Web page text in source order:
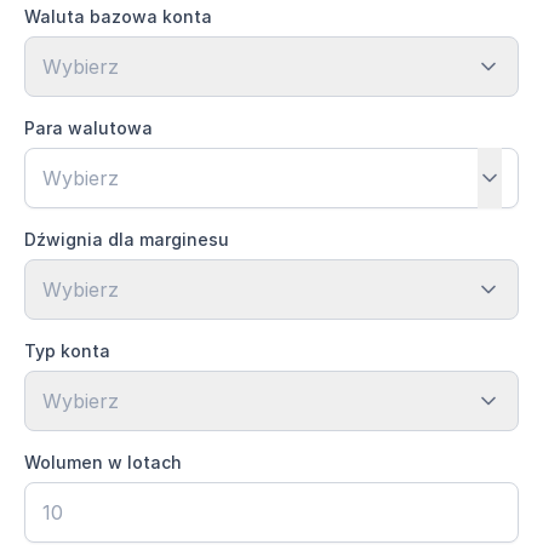
Waluta bazowa konta
Wybierz
Para walutowa
Dźwignia dla marginesu
Wybierz
Typ konta
Wybierz
Wolumen w lotach